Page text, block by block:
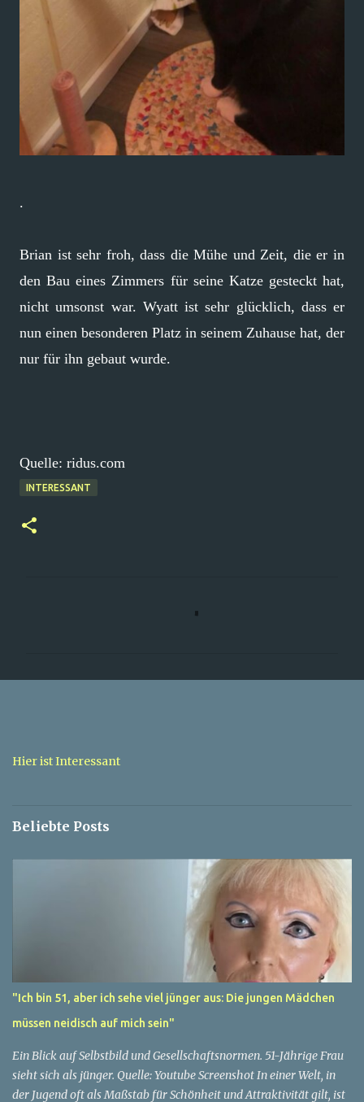
.
Brian ist sehr froh, dass die Mühe und Zeit, die er in
den Bau eines Zimmers für seine Katze gesteckt hat,
nicht umsonst war. Wyatt ist sehr glücklich, dass er
nun einen besonderen Platz in seinem Zuhause hat, der
nur für ihn gebaut wurde.
Quelle: ridus.com
INTERESSANT
a
Hier ist Interessant
Beliebte Posts
"Ich bin 51, aber ich sehe viel jünger aus: Die jungen Mädchen
müssen neidisch auf mich sein"
Ein Blick auf Selbstbild und Gesellschaftsnormen. 51-Jährige Frau
sieht sich als jünger. Quelle: Youtube Screenshot In einer Welt, in
der Jugend oft als Maßstab für Schönheit und Attraktivität gilt, ist